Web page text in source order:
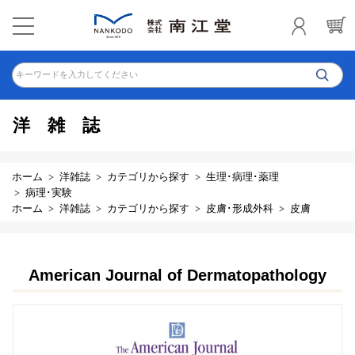
キーワードを入力してください
洋雑誌
ホーム 洋雑誌 カテゴリから探す
生理･病理･薬理
病理･実験
ホーム
洋雑誌 カテゴリから探す 皮膚･形成外科 皮膚
American Journal of Dermatopathology